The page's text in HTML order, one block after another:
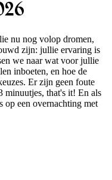
nu nog volop dromen,
zijn: jullie ervaring is
we naar wat voor jullie
inboeten, en hoe de
Er zijn geen foute
minuutjes, that's it! En als
op een overnachting met